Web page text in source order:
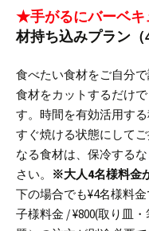
★手がるにバーベキ
材持ち込みプラン（
食べたい食材をご自分
食材をカットするだけ
す。時間を有効活用す
すぐ焼ける状態にして
なる食材は、保冷する
さい。
※大人4名様料金
下の場合でも¥4名様料金
子様料金 / ¥800(取り皿